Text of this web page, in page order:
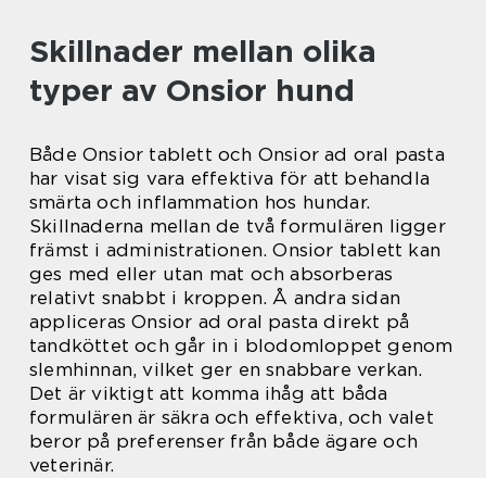
Skillnader mellan olika
typer av Onsior hund
Både Onsior tablett och Onsior ad oral pasta
har visat sig vara effektiva för att behandla
smärta och inflammation hos hundar.
Skillnaderna mellan de två formulären ligger
främst i administrationen. Onsior tablett kan
ges med eller utan mat och absorberas
relativt snabbt i kroppen. Å andra sidan
appliceras Onsior ad oral pasta direkt på
tandköttet och går in i blodomloppet genom
slemhinnan, vilket ger en snabbare verkan.
Det är viktigt att komma ihåg att båda
formulären är säkra och effektiva, och valet
beror på preferenser från både ägare och
veterinär.